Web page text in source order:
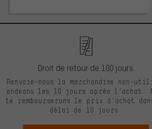
Droit de retour de 100 jours.
Renvoie-nous la marchandise non-
endéans les 10 jours après l’achat.
te rembourserons le prix d’achat
délai de 10 jours.